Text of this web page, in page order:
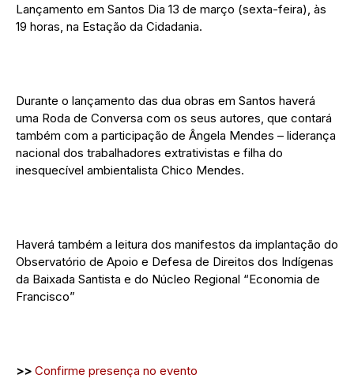
Lançamento em Santos Dia 13 de março (sexta-feira), às
19 horas, na Estação da Cidadania.
Durante o lançamento das dua obras em Santos haverá
uma Roda de Conversa com os seus autores, que contará
também com a participação de Ângela Mendes – liderança
nacional dos trabalhadores extrativistas e filha do
inesquecível ambientalista Chico Mendes.
Haverá também a leitura dos manifestos da implantação do
Observatório de Apoio e Defesa de Direitos dos Indígenas
da Baixada Santista e do Núcleo Regional “Economia de
Francisco”
>> Confirme presença no evento